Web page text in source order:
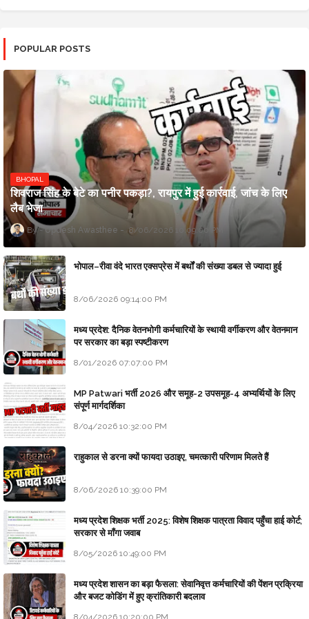
POPULAR POSTS
BHOPAL
शिवराज सिंह के बेटे का पनीर पकड़ा?, रायपुर में हुई कार्रवाई, जांच के लिए
लैब भेजा
Updesh Awasthee 8/06/2026 10:09:00 PM
भोपाल–रीवा वंदे भारत एक्सप्रेस में बर्थों की संख्या डबल से ज्यादा हुई
8/06/2026 09:14:00 PM
मध्य प्रदेश: दैनिक वेतनभोगी कर्मचारियों के स्थायी वर्गीकरण और वेतनमान
पर सरकार का बड़ा स्पष्टीकरण
8/01/2026 07:07:00 PM
MP Patwari भर्ती 2026 और समूह-2 उपसमूह-4 अभ्यर्थियों के लिए
संपूर्ण मार्गदर्शिका
8/04/2026 10:32:00 PM
राहुकाल से डरना क्यों फायदा उठाइए, चमत्कारी परिणाम मिलते हैं
8/06/2026 10:39:00 PM
मध्य प्रदेश शिक्षक भर्ती 2025: विशेष शिक्षक पात्रता विवाद पहुँचा हाई कोर्ट;
सरकार से माँगा जवाब
8/05/2026 10:49:00 PM
मध्य प्रदेश शासन का बड़ा फैसला: सेवानिवृत्त कर्मचारियों की पेंशन प्रक्रिया
और बजट कोडिंग में हुए क्रांतिकारी बदलाव